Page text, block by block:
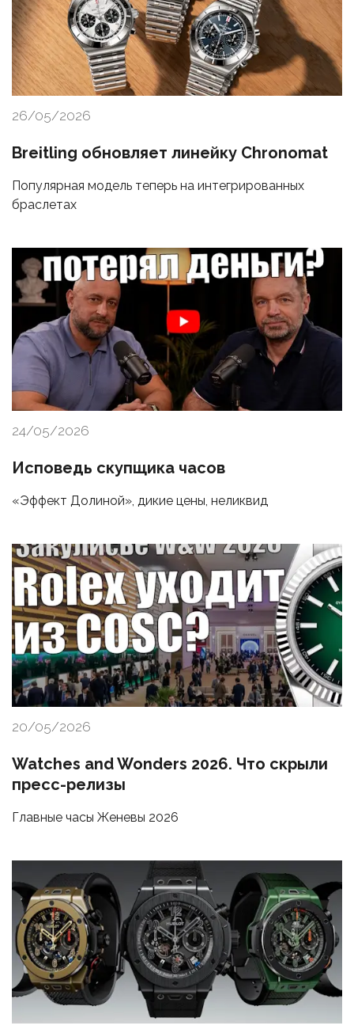
26/05/2026
Breitling обновляет линейку Chronomat
Популярная модель теперь на интегрированных
браслетах
24/05/2026
Исповедь скупщика часов
«Эффект Долиной», дикие цены, неликвид
20/05/2026
Watches and Wonders 2026. Что скрыли
пресс-релизы
Главные часы Женевы 2026